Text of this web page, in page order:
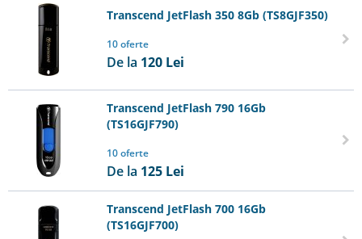
Transcend JetFlash 350 8Gb (TS8GJF350)
10 oferte
De la 120 Lei
Transcend JetFlash 790 16Gb
(TS16GJF790)
10 oferte
De la 125 Lei
Transcend JetFlash 700 16Gb
(TS16GJF700)